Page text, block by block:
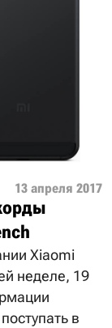
13 апреля 2017
Xiaomi
неделе, 19
в